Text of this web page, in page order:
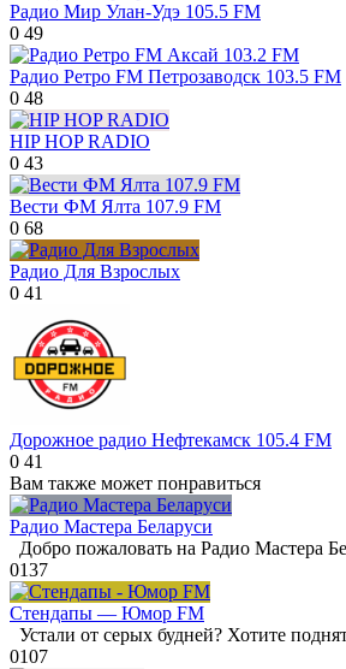
Радио Мир Улан-Удэ 105.5 FM
0 49
Радио Ретро FM Петрозаводск 103.5 FM
0 48
HIP HOP RADIO
0 43
Вести ФМ Ялта 107.9 FM
0 68
Радио Для Взрослых
0 41
Дорожное радио Нефтекамск 105.4 FM
0 41
Вам также может понравиться
Радио Мастера Беларуси
Добро пожаловать на Радио Мастера
0137
Стендапы — Юмор FM
Устали от серых будней? Хотите
0107